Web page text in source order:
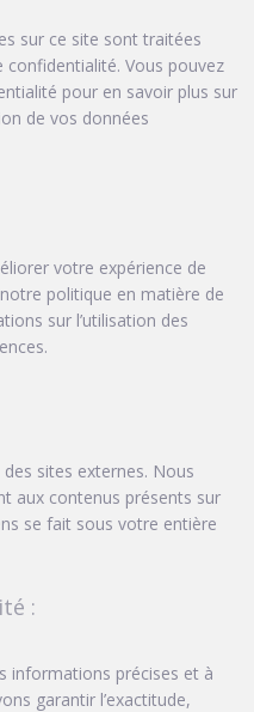
sur ce site sont traitées
Vous pouvez
pour en savoir plus sur
de vos données
votre expérience de
politique en matière de
sur l’utilisation des
sites externes. Nous
aux contenus présents sur
se fait sous votre entière
:
informations précises et à
garantir l’exactitude,